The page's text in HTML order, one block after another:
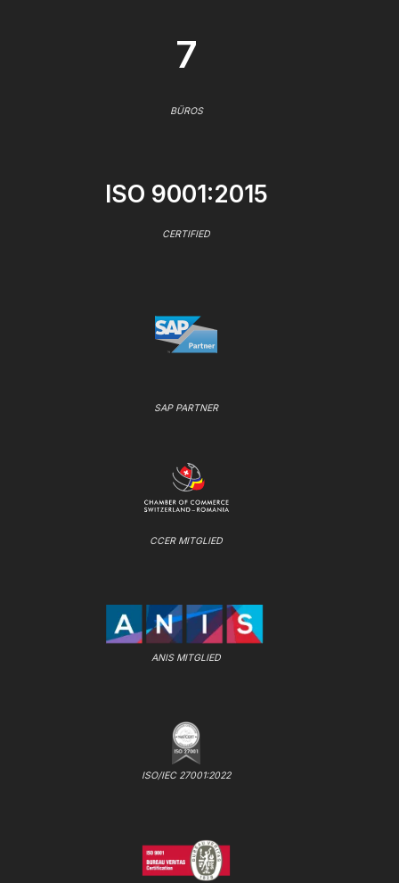
7
BÜROS
ISO 9001:2015
CERTIFIED
SAP PARTNER
CCER MITGLIED
ANIS MITGLIED
ISO/IEC 27001:2022